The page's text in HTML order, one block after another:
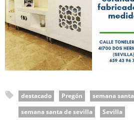
destacado Pregón
semana santa
semana santa de sevilla
Sevilla